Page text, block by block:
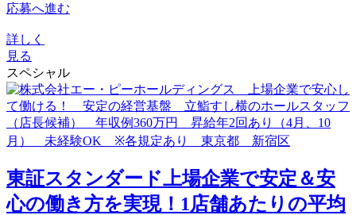
応募へ進む
詳しく
見る
スペシャル
東証スタンダード上場企業で安定＆安
心の働き方を実現！1店舗あたりの平均